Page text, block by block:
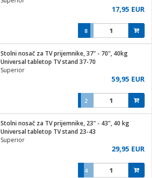
17,95 EUR
8
Stolni nosač za TV prijemnike, 37" - 70", 40kg
Universal tabletop TV stand 37-70
Superior
59,95 EUR
2
Stolni nosač za TV prijemnike, 23" - 43", 40 kg
Universal tabletop TV stand 23-43
Superior
29,95 EUR
4